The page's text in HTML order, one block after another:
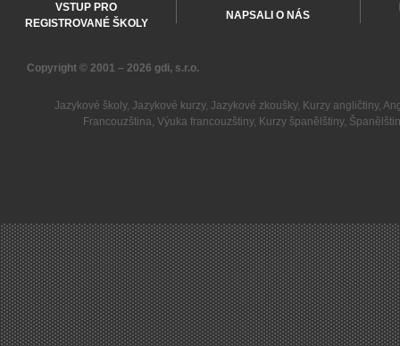
VSTUP PRO
REGISTROVANÉ ŠKOLY
NAPSALI O NÁS
Copyright © 2001 – 2026 gdi, s.r.o.
Jazykové školy, Jazykové kurzy, Jazykové zkoušky, Kurzy angličtiny,
Francouzština,Výuka francouzštiny, Kurzy španělštiny,